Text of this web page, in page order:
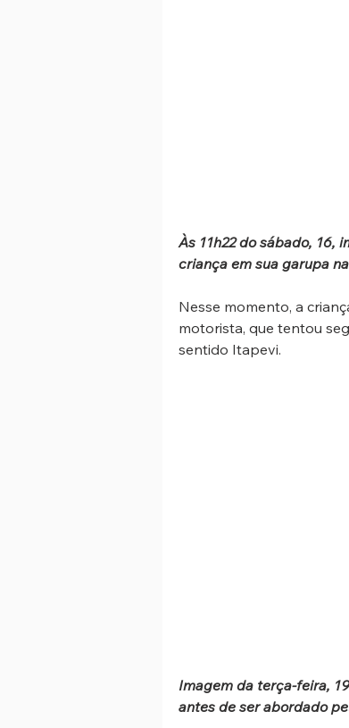
Às 11h22 do sábado, 16,
criança em sua garupa
Nesse momento, a
motorista, que tentou
sentido Itapevi.
Imagem da terça-feira,
antes de ser abordado